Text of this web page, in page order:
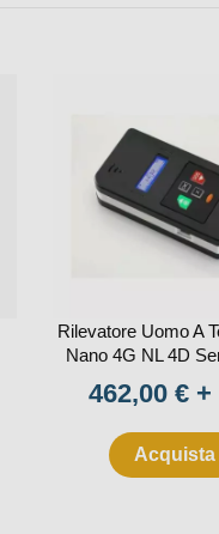
Rilevatore Uomo A
Nano 4G NL 4D
Prezzo
462,00 €
Acquista